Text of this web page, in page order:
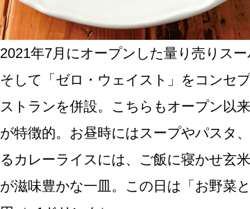
カレーが好き
京都おやつク
私と店のはな
今月の京みやげ
2021年7月にオープンした量り売りス
そして「ゼロ・ウェイスト」をコンセ
ストランを併設。こちらもオープン以
が特徴的。お昼時にはスープやパスタ
るカレーライスには、ご飯に寝かせ玄
が滋味豊かな一皿。この日は「お野菜